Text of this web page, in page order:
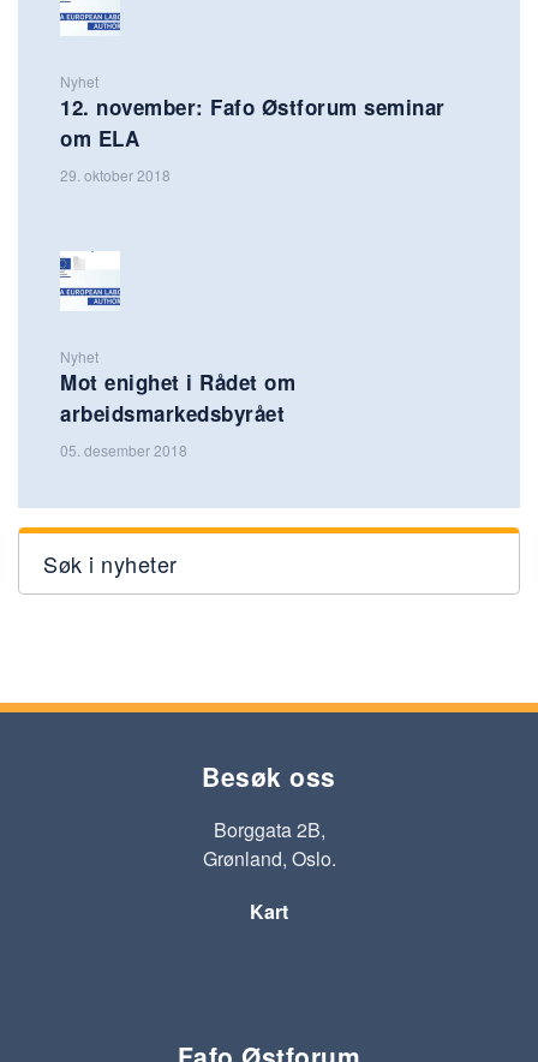
Nyhet
12. november: Fafo Østforum seminar
om ELA
29. oktober 2018
Nyhet
Mot enighet i Rådet om
arbeidsmarkedsbyrået
05. desember 2018
Søk i nyheter
Besøk oss
Borggata 2B,
Grønland, Oslo.
Kart